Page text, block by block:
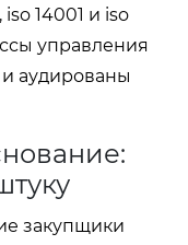
14001 и iso
управления
аудированы
закупщики